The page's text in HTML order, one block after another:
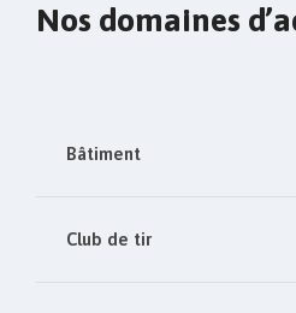
Nos domaines
Bâtiment
Club de tir